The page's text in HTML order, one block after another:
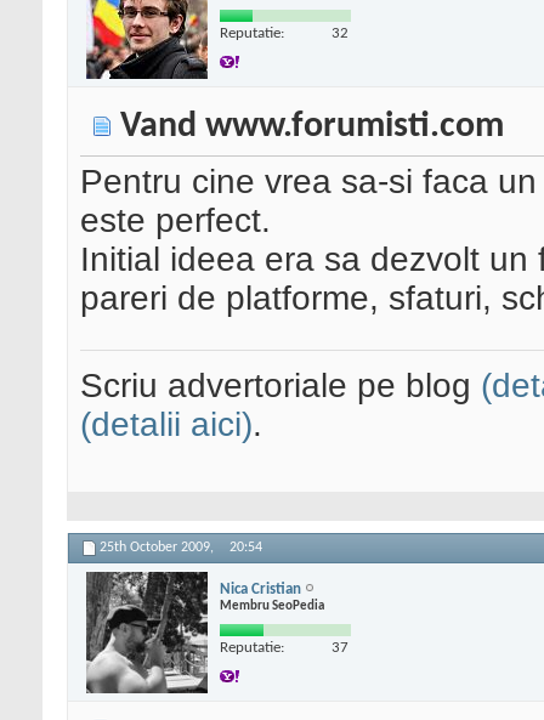
Reputatie: 32
Vand www.forumisti.com
Pentru cine vrea sa-si faca
este perfect.
Initial ideea era sa dezvolt
pareri de platforme, sfaturi,
Scriu advertoriale pe blog
(detalii aici).
25th October 2009, 20:54
Nica Cristian
Membru SeoPedia
Reputatie: 37